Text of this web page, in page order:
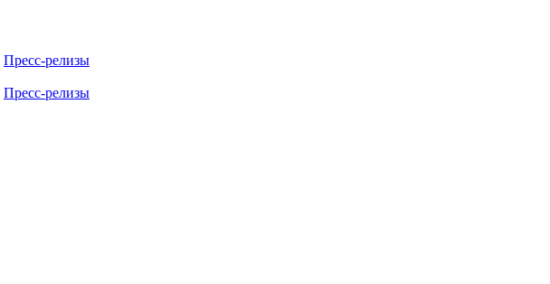
Пресс-релизы
Пресс-релизы